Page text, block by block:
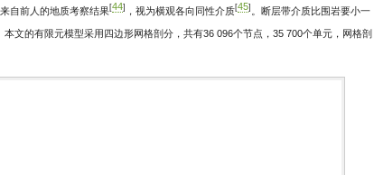
自前人的地质考察结果[44] ，视为横观各向同性介质[45] 。断层带介质比围岩要小一
。本文的有限元模型采用四边形网格剖分，共有36 096个节点，35 700个单元，网格剖